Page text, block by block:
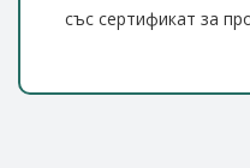
със сертификат за